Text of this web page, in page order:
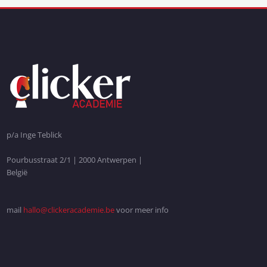
p/a Inge Teblick
Pourbusstraat 2/1 | 2000 Antwerpen |
België
mail hallo@clickeracademie.bevoor meer info